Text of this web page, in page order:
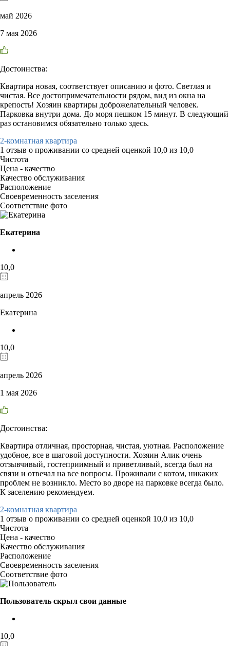
май 2026
7 мая 2026
Достоинства:
Квартира новая, соответствует описанию и фото. Светлая и
чистая. Все достопримечательности рядом, вид из окна на
крепость! Хозяин квартиры доброжелательный человек.
Парковка внутри дома. До моря пешком 15 минут. В следующий
раз остановимся обязательно только здесь.
2-комнатная квартира
1 отзыв о проживании со средней оценкой 10,0 из 10,0
Чистота
Цена - качество
Качество обслуживания
Расположение
Своевременность заселения
Соответствие фото
Екатерина
10,0
апрель 2026
Екатерина
10,0
апрель 2026
1 мая 2026
Достоинства:
Квартира отличная, просторная, чистая, уютная. Расположение
удобное, все в шаговой доступности. Хозяин Алик очень
отзывчивый, гостеприимный и приветливый, всегда был на
связи и отвечал на все вопросы. Проживали с котом, никаких
проблем не возникло. Место во дворе на парковке всегда было.
К заселению рекомендуем.
2-комнатная квартира
1 отзыв о проживании со средней оценкой 10,0 из 10,0
Чистота
Цена - качество
Качество обслуживания
Расположение
Своевременность заселения
Соответствие фото
Пользователь скрыл свои данные
10,0